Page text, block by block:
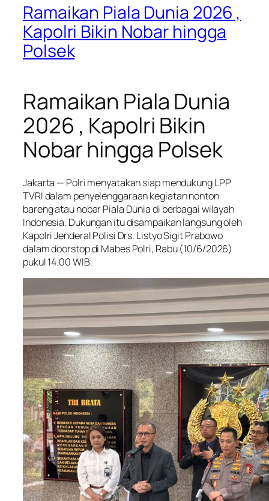
Ramaikan Piala Dunia 2026 ,
Kapolri Bikin Nobar hingga
Polsek
Ramaikan Piala Dunia
2026 , Kapolri Bikin
Nobar hingga Polsek
Jakarta — Polri menyatakan siap mendukung LPP
TVRI dalam penyelenggaraan kegiatan nonton
bareng atau nobar Piala Dunia di berbagai wilayah
Indonesia. Dukungan itu disampaikan langsung oleh
Kapolri Jenderal Polisi Drs. Listyo Sigit Prabowo
dalam doorstop di Mabes Polri, Rabu (10/6/2026)
pukul 14.00 WIB.